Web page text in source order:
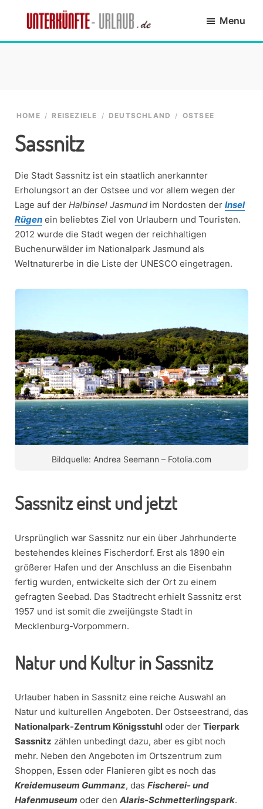
Unterkünfte-
finde
Menu
HOME / REISEZIELE / DEUTSCHLAND / OSTSEE
Sassnitz
Die Stadt Sassnitz ist ein staatlich anerkannter
Erholungsort an der Ostsee und vor allem wegen der
Lage auf der Halbinsel Jasmund im Nordosten der Insel
Rügen ein beliebtes Ziel von Urlaubern und Touristen.
2012 wurde die Stadt wegen der reichhaltigen
Buchenurwälder im Nationalpark Jasmund als
Weltnaturerbe in die Liste der UNESCO eingetragen.
Bildquelle: Andrea Seemann – Fotolia.com
Sassnitz einst und jetzt
Ursprünglich war Sassnitz nur ein über Jahrhunderte
bestehendes kleines Fischerdorf. Erst als 1890 ein
größerer Hafen und der Anschluss an die Eisenbahn
fertig wurden, entwickelte sich der Ort zu einem
gefragten Seebad. Das Stadtrecht erhielt Sassnitz erst
1957 und ist somit die zweijüngste Stadt in
Mecklenburg-Vorpommern.
Natur und Kultur in Sassnitz
Urlauber haben in Sassnitz eine reiche Auswahl an
Natur und kulturellen Angeboten. Der Ostseestrand, das
Nationalpark-Zentrum Königsstuhl oder der Tierpark
Sassnitz zählen unbedingt dazu, aber es gibt noch
mehr. Neben den Angeboten im Ortszentrum zum
Shoppen, Essen oder Flanieren gibt es noch das
Kreidemuseum Gummanz, das Fischerei- und
Hafenmuseum oder den Alaris-Schmetterlingspark.